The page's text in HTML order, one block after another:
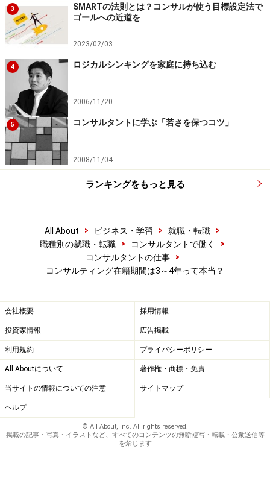
3
SMARTの法則とは？コンサルが使う目標設定法で
ゴールへの近道を
2023/02/03
4 ロジカルシンキングを家庭に持ち込む
2006/11/20
5 コンサルタントに学ぶ「若さを保つコツ」
2008/11/04
ランキングをもっと見る
All About > ビジネス・学習 > 就職・転職
>
職種別の就職・転職
> コンサルタントで働く
>
コンサルタントの仕事
>
コンサルティング在籍期間は3～4年って本当？
会社概要 採用情報
投資家情報 広告掲載
利用規約 プライバシーポリシー
All Aboutについて 著作権・商標・免責
当サイトの情報についての注意 サイトマップ
ヘルプ
© All About, Inc. All rights reserved.
掲載の記事・写真・イラストなど、すべてのコンテンツの無断複写・転載・公衆送信等
を禁じます